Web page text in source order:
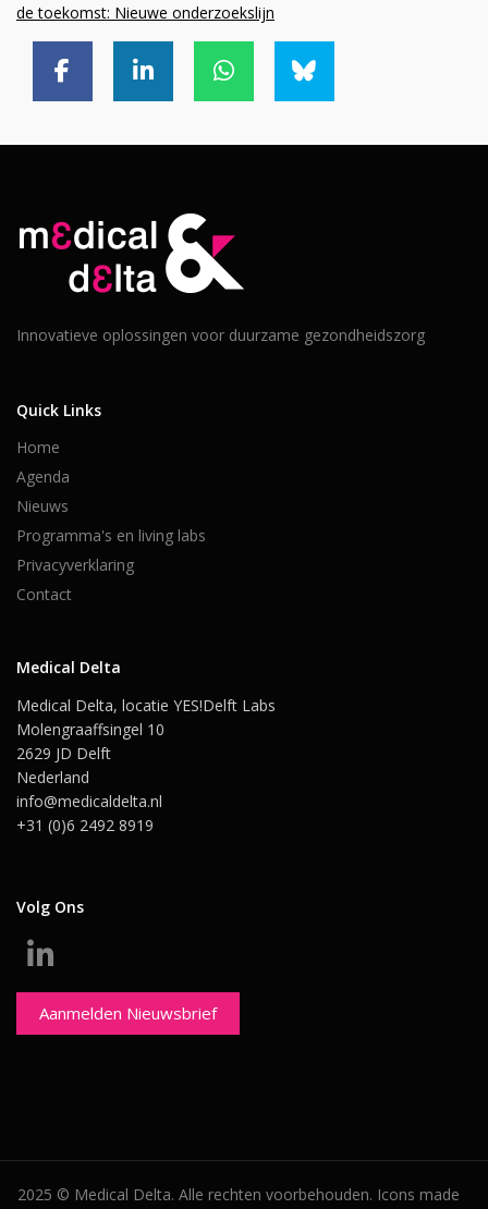
de toekomst: Nieuwe onderzoekslijn
Innovatieve oplossingen voor duurzame gezondheidszorg
Quick Links
Home
Agenda
Nieuws
Programma's en living labs
Privacyverklaring
Contact
Medical Delta
Medical Delta, locatie YES!Delft Labs
Molengraaffsingel 10
2629 JD Delft
Nederland
info@medicaldelta.nl
+31 (0)6 2492 8919
Volg Ons
Aanmelden Nieuwsbrief
2025 © Medical Delta. Alle rechten voorbehouden. Icons made